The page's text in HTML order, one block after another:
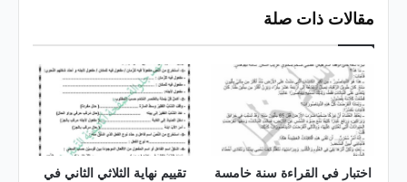
مقالات ذات صلة
اختبار في القراءة سنة خامسة
تقييم نهاية الثلاثي الثاني في